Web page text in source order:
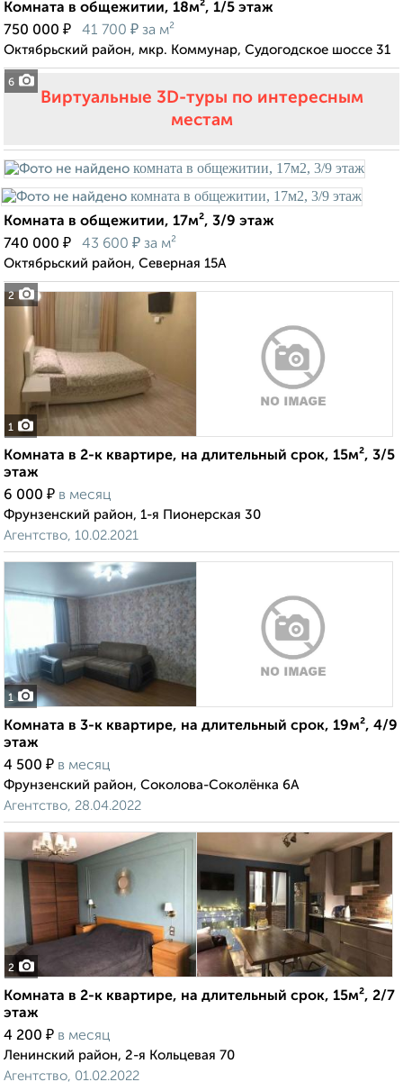
6
Комната в общежитии, 18м², 1/5 этаж
750 000 ₽ 41 700 ₽ за м²
Октябрьский район, мкр. Коммунар, Судогодское шоссе 31
Виртуальные 3D-туры по интересным
местам
2
Комната в общежитии, 17м², 3/9 этаж
740 000 ₽ 43 600 ₽ за м²
Октябрьский район, Северная 15А
1
Комната в 2-к квартире, на длительный срок, 15м², 3/5
этаж
6 000 ₽ в месяц
Фрунзенский район, 1-я Пионерская 30
Агентство, 10.02.2021
1
Комната в 3-к квартире, на длительный срок, 19м², 4/9
этаж
4 500 ₽ в месяц
Фрунзенский район, Соколова-Соколёнка 6А
Агентство, 28.04.2022
2
Комната в 2-к квартире, на длительный срок, 15м², 2/7
этаж
4 200 ₽ в месяц
Ленинский район, 2-я Кольцевая 70
Агентство, 01.02.2022